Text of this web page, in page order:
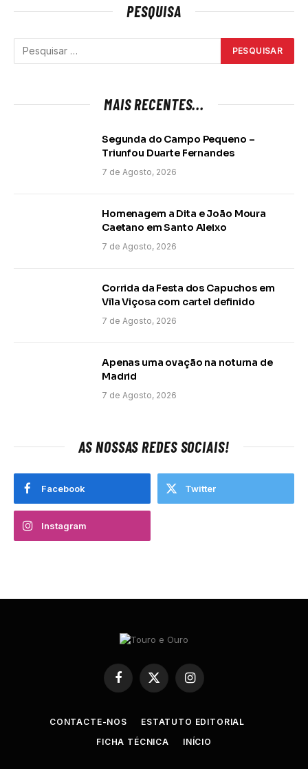
PESQUISA
MAIS RECENTES...
Segunda do Campo Pequeno –
Triunfou Duarte Fernandes
7 de Agosto, 2026
Homenagem a Dita e João Moura
Caetano em Santo Aleixo
7 de Agosto, 2026
Corrida da Festa dos Capuchos em
Vila Viçosa com cartel definido
7 de Agosto, 2026
Apenas uma ovação na noturna de
Madrid
7 de Agosto, 2026
AS NOSSAS REDES SOCIAIS!
Facebook Twitter
Instagram
Facebook
X
(Twitter)
Instagram
CONTACTE-NOS
ESTATUTO EDITORIAL
FICHA TÉCNICA
INÍCIO